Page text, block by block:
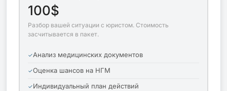
100$
Разбор вашей ситуации с юристом. Стоимость
засчитывается в пакет.
Анализ медицинских документов
Оценка шансов на НГМ
Индивидуальный план действий